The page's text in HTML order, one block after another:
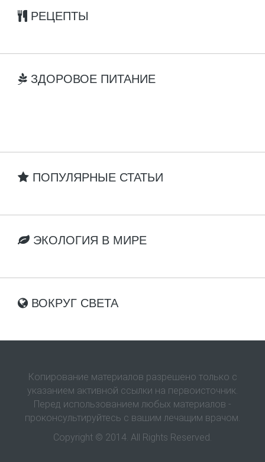
РЕЦЕПТЫ
ЗДОРОВОЕ ПИТАНИЕ
ПОПУЛЯРНЫЕ СТАТЬИ
ЭКОЛОГИЯ В МИРЕ
ВОКРУГ СВЕТА
Копирование материалов разрешено только с
указанием активной ссылки на первоисточник.
Перед использованием любых материалов -
проконсультируйтесь с вашим лечащим врачом.
Copyright © 2014. All Rights Reserved.